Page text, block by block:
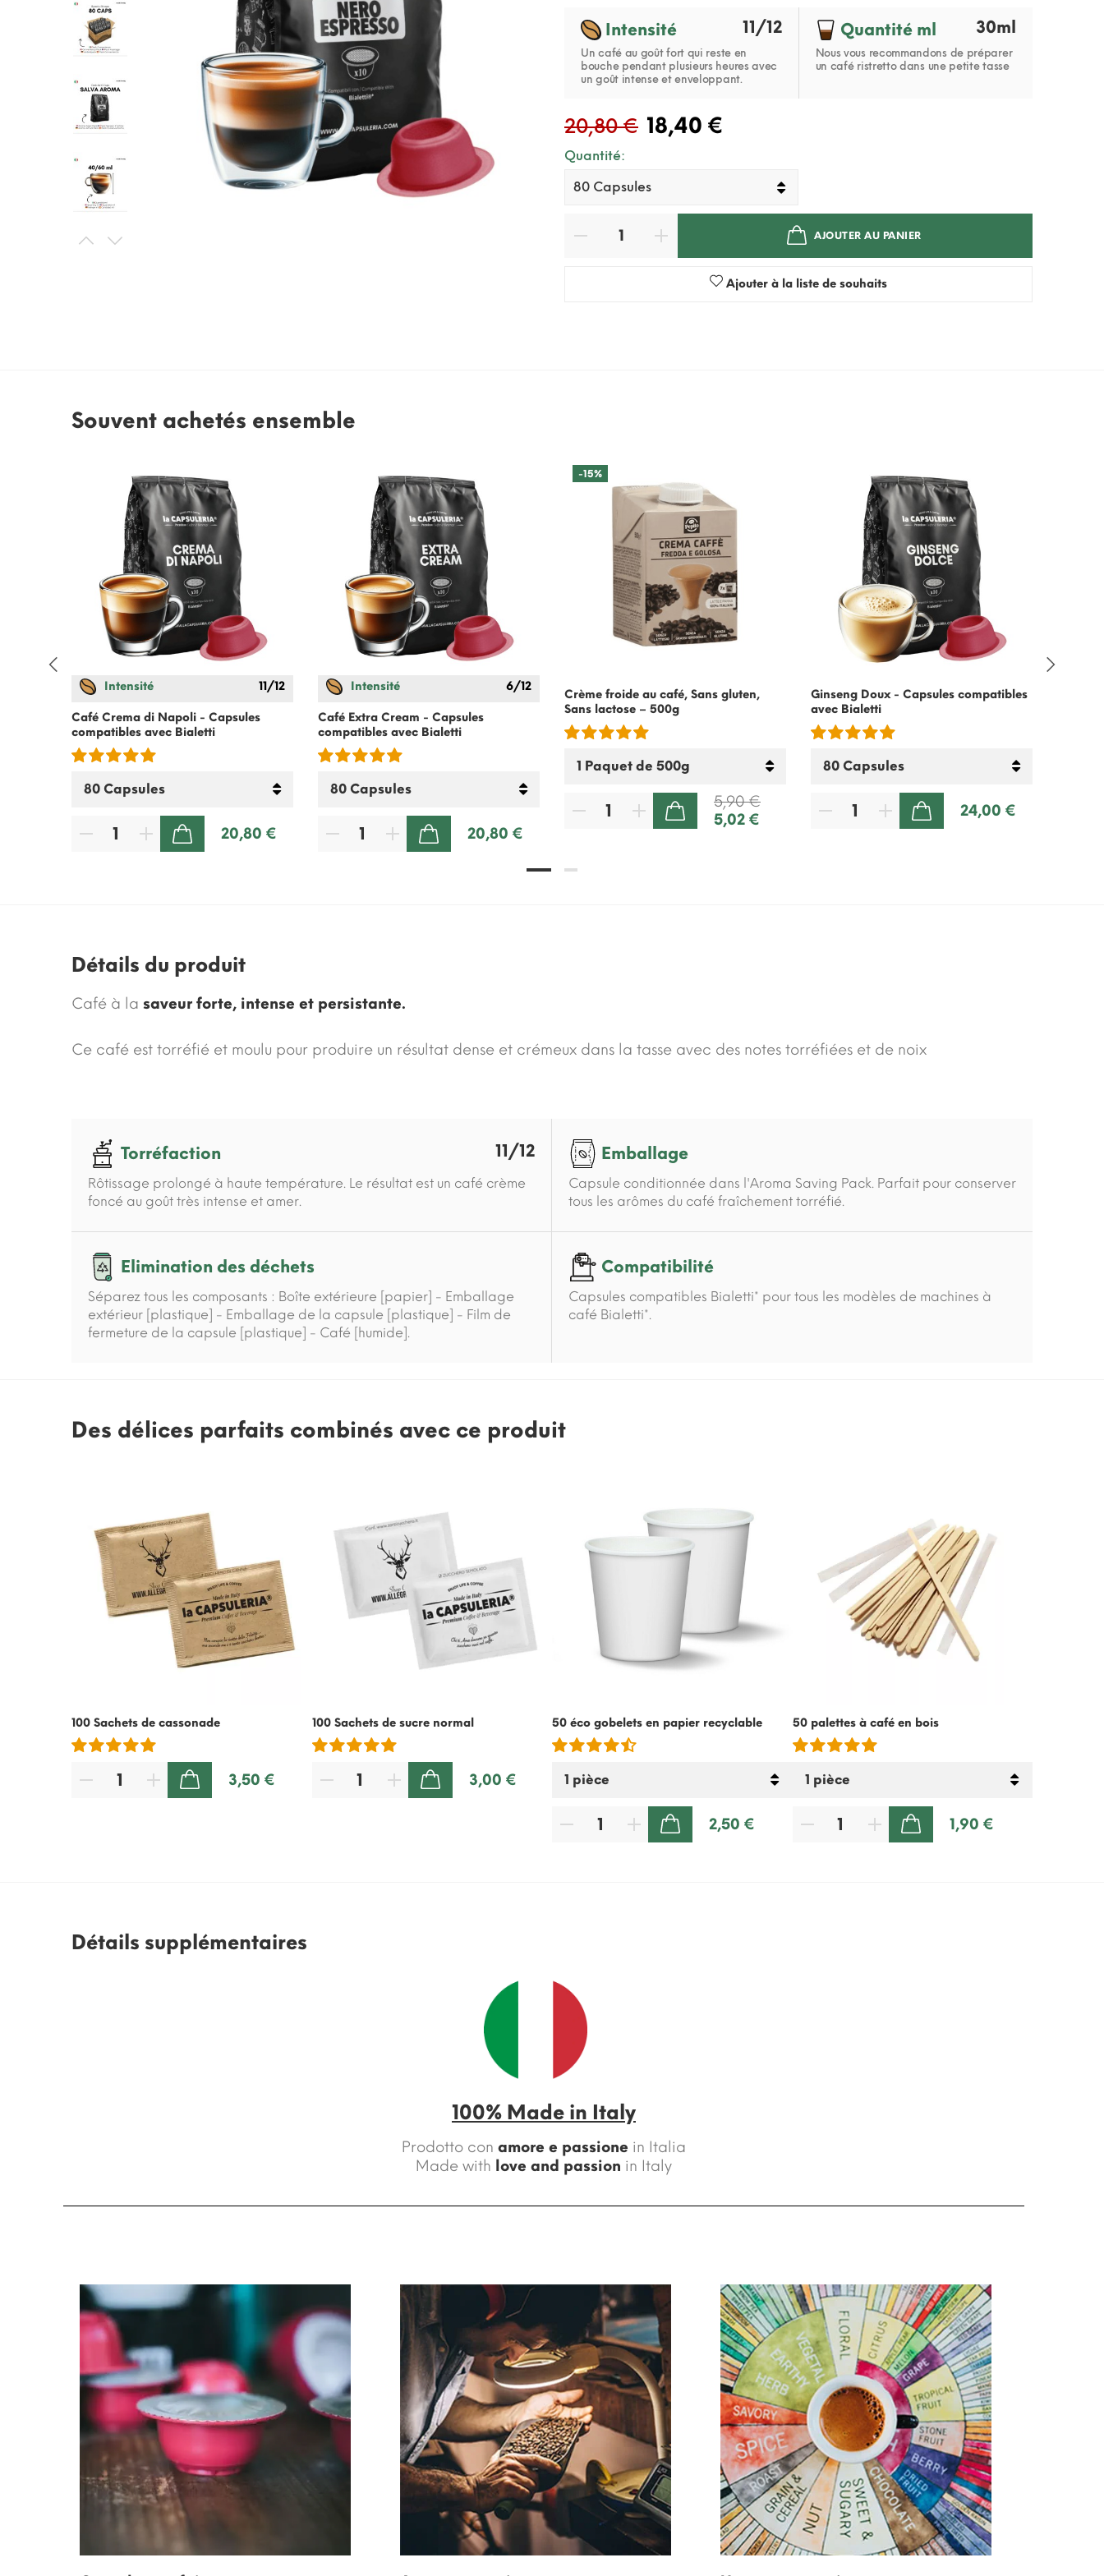
Intensité 11/12
Un café au goût fort qui reste en
bouche pendant plusieurs heures avec
un goût intense et enveloppant.
Quantité ml 30ml
Nous vous recommandons de préparer
un café ristretto dans une petite tasse
20,80 € 18,40 €
Quantité:
AJOUTER AU PANIER
Ajouter à la liste de souhaits
Souvent achetés ensemble
Intensité 11/12
Café Crema di Napoli - Capsules
compatibles avec Bialetti
20,80 €
Intensité 6/12
Café Extra Cream - Capsules
compatibles avec Bialetti
20,80 €
-15%
Crème froide au café, Sans gluten,
Sans lactose – 500g
5,90 €
5,02 €
Ginseng Doux - Capsules compatibles
avec Bialetti
24,00 €
Détails du produit
Café à la saveur forte, intense et persistante.
Ce café est torréfié et moulu pour produire un résultat dense et crémeux dans la tasse avec des notes torréfiées et de noix
Torréfaction 11/12
Rôtissage prolongé à haute température. Le résultat est un café crème
foncé au goût très intense et amer.
Emballage
Capsule conditionnée dans l'Aroma Saving Pack. Parfait pour conserver
tous les arômes du café fraîchement torréfié.
Elimination des déchets
Séparez tous les composants : Boîte extérieure [papier] - Emballage
extérieur [plastique] - Emballage de la capsule [plastique] - Film de
fermeture de la capsule [plastique] - Café [humide].
Compatibilité
Capsules compatibles Bialetti* pour tous les modèles de machines à
café Bialetti*.
Des délices parfaits combinés avec ce produit
100 Sachets de cassonade
3,50 €
100 Sachets de sucre normal
3,00 €
50 éco gobelets en papier recyclable
2,50 €
50 palettes à café en bois
1,90 €
Détails supplémentaires
100% Made in Italy
Prodotto con amore e passione in Italia
Made with love and passion in Italy